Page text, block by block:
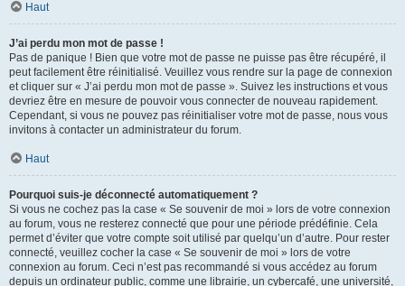
Haut
J’ai perdu mon mot de passe !
Pas de panique ! Bien que votre mot de passe ne puisse pas être récupéré, il
peut facilement être réinitialisé. Veuillez vous rendre sur la page de connexion
et cliquer sur « J’ai perdu mon mot de passe ». Suivez les instructions et vous
devriez être en mesure de pouvoir vous connecter de nouveau rapidement.
Cependant, si vous ne pouvez pas réinitialiser votre mot de passe, nous vous
invitons à contacter un administrateur du forum.
Haut
Pourquoi suis-je déconnecté automatiquement ?
Si vous ne cochez pas la case « Se souvenir de moi » lors de votre connexion
au forum, vous ne resterez connecté que pour une période prédéfinie. Cela
permet d’éviter que votre compte soit utilisé par quelqu’un d’autre. Pour rester
connecté, veuillez cocher la case « Se souvenir de moi » lors de votre
connexion au forum. Ceci n’est pas recommandé si vous accédez au forum
depuis un ordinateur public, comme une librairie, un cybercafé, une université,